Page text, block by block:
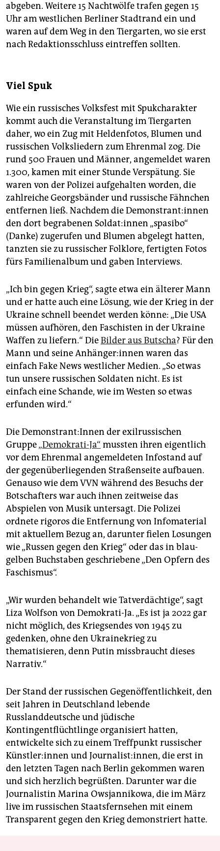
abgeben. Weitere 15 Nachtwölfe trafen gegen 15
Uhr am westlichen Berliner Stadtrand ein und
waren auf dem Weg in den Tiergarten, wo sie erst
nach Redaktionsschluss eintreffen sollten.
Viel Spuk
Wie ein russisches Volksfest mit Spukcharakter
kommt auch die Veranstaltung im Tiergarten
daher, wo ein Zug mit Heldenfotos, Blumen und
russischen Volksliedern zum Ehrenmal zog. Die
rund 500 Frauen und Männer, angemeldet waren
1.300, kamen mit einer Stunde Verspätung. Sie
waren von der Polizei aufgehalten worden, die
zahlreiche Georgsbänder und russische Fähnchen
entfernen ließ. Nachdem die De­mons­tran­t:in­nen
den dort begrabenen Sol­da­t:in­nen „spasibo“
(Danke) zugerufen und Blumen abgelegt hatten,
tanzten sie zu russischer Folklore, fertigten Fotos
fürs Familienalbum und gaben Interviews.
„Ich bin gegen Krieg“, sagte etwa ein älterer Mann
und er hatte auch eine Lösung, wie der Krieg in der
Ukraine schnell beendet werden könne: „Die USA
müssen aufhören, den Faschisten in der Ukraine
Waffen zu liefern.“ DieBilder aus Butscha? Für den
Mann und seine An­hän­ger:­innen waren das
einfach Fake News westlicher Medien. „So etwas
tun unsere russischen Soldaten nicht. Es ist
einfach eine Schande, wie im Westen so etwas
erfunden wird.“
Die De­mons­tran­t:In­nen der exilrussischen
Gruppe„Demokrati-Ja“ mussten ihren eigentlich
vor dem Ehrenmal angemeldeten Infostand auf
der gegenüberliegenden Straßenseite aufbauen.
Genauso wie dem VVN während des Besuchs der
Botschafters war auch ihnen zeitweise das
Abspielen von Musik untersagt. Die Polizei
ordnete rigoros die Entfernung von Infomaterial
mit aktuellem Bezug an, darunter fielen Losungen
wie „Russen gegen den Krieg“ oder das in blau-
gelben Buchstaben geschriebene „Den Opfern des
Faschismus“.
„Wir wurden behandelt wie Tatverdächtige“, sagt
Liza Wolfson von Demokrati-Ja. „Es ist ja 2022 gar
nicht möglich, des Kriegsendes von 1945 zu
gedenken, ohne den Ukrainekrieg zu
thematisieren, denn Putin missbraucht dieses
Narrativ.“
Der Stand der russischen Gegenöffentlichkeit, den
seit Jahren in Deutschland lebende
Russlanddeutsche und jüdische
Kontingentflüchtlinge organisiert hatten,
entwickelte sich zu einem Treffpunkt russischer
Künst­le­r:in­nen und Journalist:innen, die erst in
den letzten Tagen nach Berlin gekommen waren
und sich herzlich begrüßten. Darunter war die
Journalistin Marina Owsjannikowa, die im März
live im russischen Staatsfernsehen mit einem
Transparent gegen den Krieg demonstriert hatte.